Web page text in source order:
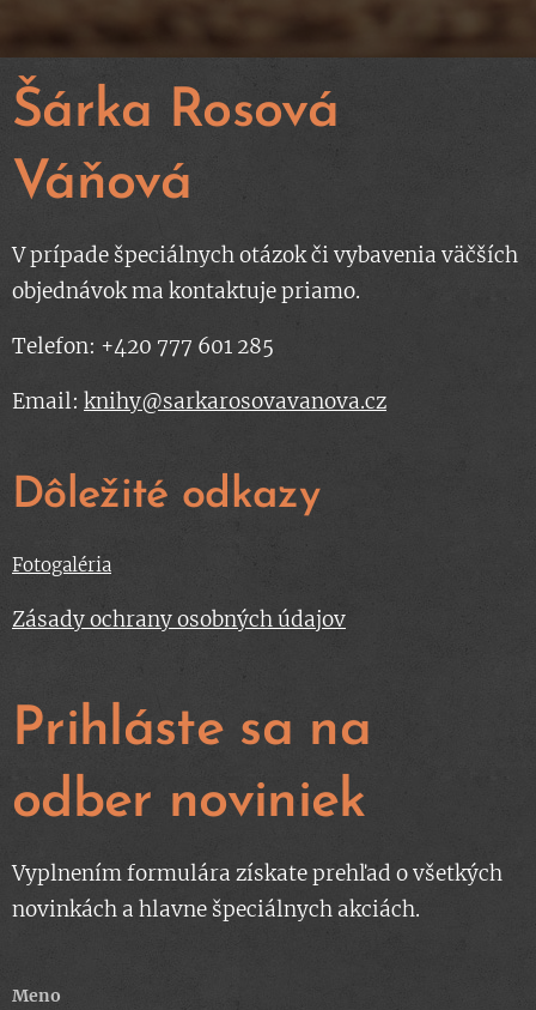
Šárka Rosová
Váňová
V prípade špeciálnych otázok či vybavenia väčších
objednávok ma kontaktuje priamo.
Telefon: +420 777 601 285
Email: knihy@sarkarosovavanova.cz
Dôležité odkazy
Fotogaléria
Zásady ochrany osobných údajov
Prihláste sa na
odber noviniek
Vyplnením formulára získate prehľad o všetkých
novinkách a hlavne špeciálnych akciách.
Meno